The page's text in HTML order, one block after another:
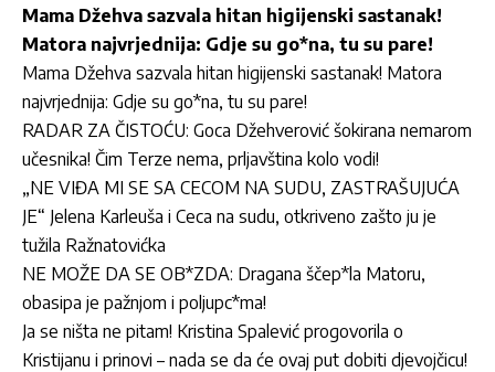
Mama Džehva sazvala hitan higijenski sastanak!
Matora najvrjednija: Gdje su go*na, tu su pare!
Mama Džehva sazvala hitan higijenski sastanak! Matora
najvrjednija: Gdje su go*na, tu su pare!
RADAR ZA ČISTOĆU: Goca Džehverović šokirana nemarom
učesnika! Čim Terze nema, prljavština kolo vodi!
„NE VIĐA MI SE SA CECOM NA SUDU, ZASTRAŠUJUĆA
JE“ Jelena Karleuša i Ceca na sudu, otkriveno zašto ju je
tužila Ražnatovićka
NE MOŽE DA SE OB*ZDA: Dragana ščep*la Matoru,
obasipa je pažnjom i poljupc*ma!
Ja se ništa ne pitam! Kristina Spalević progovorila o
Kristijanu i prinovi – nada se da će ovaj put dobiti djevojčicu!